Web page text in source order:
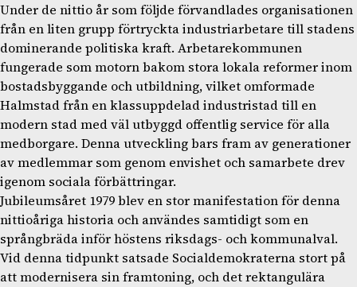
Under de nittio år som följde förvandlades organisationen
från en liten grupp förtryckta industriarbetare till stadens
dominerande politiska kraft. Arbetarekommunen
fungerade som motorn bakom stora lokala reformer inom
bostadsbyggande och utbildning, vilket omformade
Halmstad från en klassuppdelad industristad till en
modern stad med väl utbyggd offentlig service för alla
medborgare. Denna utveckling bars fram av generationer
av medlemmar som genom envishet och samarbete drev
igenom sociala förbättringar.
Jubileumsåret 1979 blev en stor manifestation för denna
nittioåriga historia och användes samtidigt som en
språngbräda inför höstens riksdags- och kommunalval.
Vid denna tidpunkt satsade Socialdemokraterna stort på
att modernisera sin framtoning, och det rektangulära